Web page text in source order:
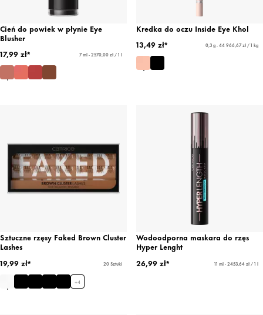
Cień do powiek w płynie Eye
Blusher
17,99 zł*
7 ml - 2570,00 zł / 1 l
Kredka do oczu Inside Eye Khol
13,49 zł*
0,3 g - 44 966,67 zł / 1 kg
Sztuczne rzęsy Faked Brown Cluster
Lashes
19,99 zł*
20 Sztuki
+4
Wodoodporna maskara do rzęs
Hyper Lenght
26,99 zł*
11 ml - 2453,64 zł / 1 l